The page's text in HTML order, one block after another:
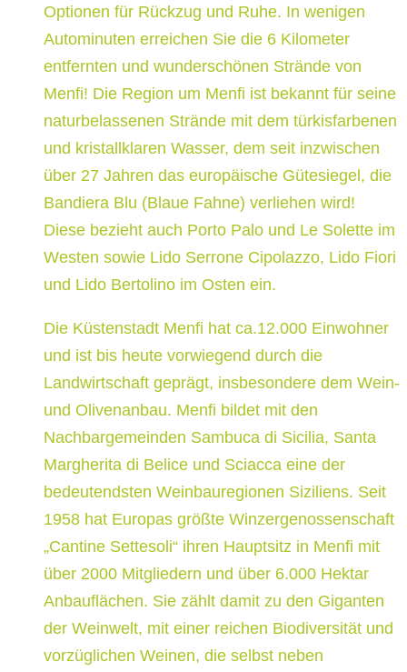
Optionen für Rückzug und Ruhe. In wenigen
Autominuten erreichen Sie die 6 Kilometer
entfernten und wunderschönen Strände von
Menfi! Die Region um Menfi ist bekannt für seine
naturbelassenen Strände mit dem türkisfarbenen
und kristallklaren Wasser, dem seit inzwischen
über 27 Jahren das europäische Gütesiegel, die
Bandiera Blu (Blaue Fahne) verliehen wird!
Diese bezieht auch Porto Palo und Le Solette im
Westen sowie Lido Serrone Cipolazzo, Lido Fiori
und Lido Bertolino im Osten ein.
Die Küstenstadt Menfi hat ca.12.000 Einwohner
und ist bis heute vorwiegend durch die
Landwirtschaft geprägt, insbesondere dem Wein-
und Olivenanbau. Menfi bildet mit den
Nachbargemeinden Sambuca di Sicilia, Santa
Margherita di Belice und Sciacca eine der
bedeutendsten Weinbauregionen Siziliens. Seit
1958 hat Europas größte Winzergenossenschaft
„Cantine Settesoli“ ihren Hauptsitz in Menfi mit
über 2000 Mitgliedern und über 6.000 Hektar
Anbauflächen. Sie zählt damit zu den Giganten
der Weinwelt, mit einer reichen Biodiversität und
vorzüglichen Weinen, die selbst neben